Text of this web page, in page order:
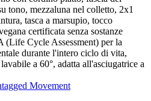
tono, mezzaluna nel colletto, 2x1
tasca a marsupio, tocco
certificata senza sostanze
Cycle Assessment) per la
durante l'intero ciclo di vita,
a 60°, adatta all'asciugatrice a
Movement